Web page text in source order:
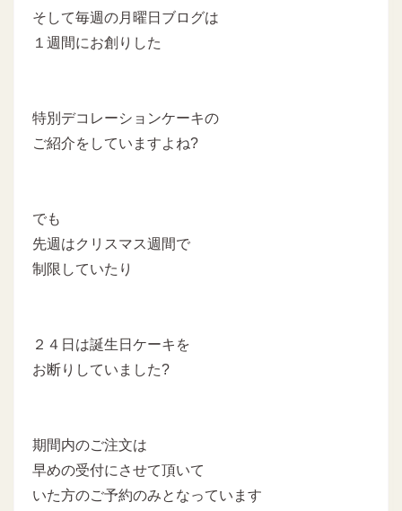
そして毎週の月曜日ブログは
１週間にお創りした
特別デコレーションケーキの
ご紹介をしていますよね?
でも
先週はクリスマス週間で
制限していたり
２４日は誕生日ケーキを
お断りしていました?
期間内のご注文は
早めの受付にさせて頂いて
いた方のご予約のみとなっています